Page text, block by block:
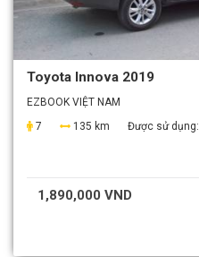
Toyota Innova 2019
EZBOOK VIỆT NAM
7
135 km Được sử dụng:
1,890,000 VND